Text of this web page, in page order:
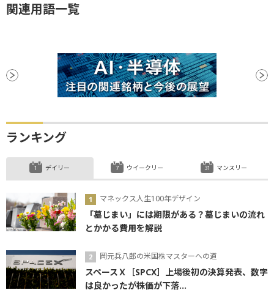
関連用語一覧
ランキング
デイリー
マネックス人生100年デザイン
「墓じまい」には期限がある？墓じまいの流れ
とかかる費用を解説
岡元兵八郎の米国株マスターへの道
スペースＸ［SPCX］上場後初の決算発表、数字
は良かったが株価が下落...
ウイークリー マンスリー